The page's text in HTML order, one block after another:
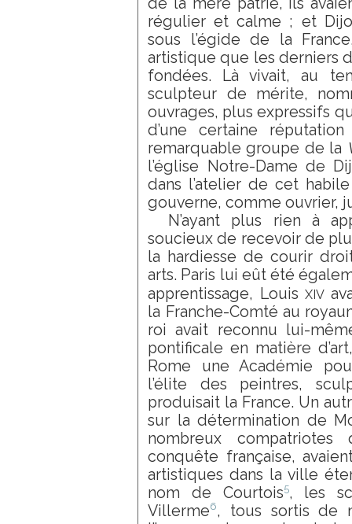
régulier et calme ; et
sous l’égide de la
artistique que les derniers
fondées. Là vivait, au
sculpteur de mérite,
ouvrages, plus expressifs
d’une certaine
remarquable groupe de la
l’église Notre-Dame de
dans l’atelier de cet
gouverne, comme ouvrier,
N’ayant plus rien à
soucieux de recevoir de
la hardiesse de courir
arts. Paris lui eût été
apprentissage, Louis xiv
la Franche-Comté au
roi avait reconnu lui-
pontificale en matière
Rome une Académie
l’élite des peintres,
produisait la France. Un
sur la détermination de
nombreux
conquête française,
artistiques dans la ville
nom de Courtois5, les
Villerme6, tous sortis de